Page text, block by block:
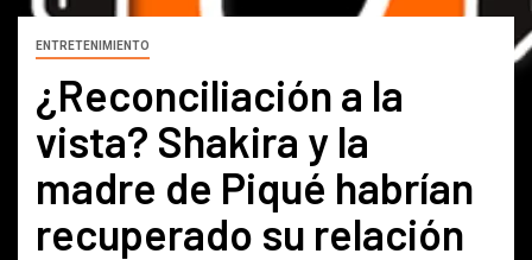
ENTRETENIMIENTO
¿Reconciliación a la
vista? Shakira y la
madre de Piqué habrían
recuperado su relación